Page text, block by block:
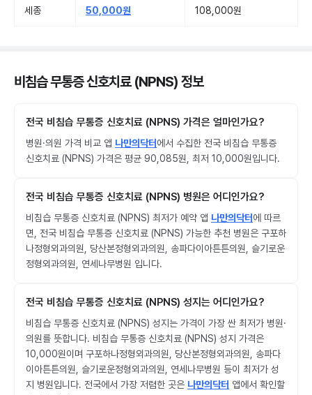
세종 50,000원 108,000원
비침습 무통증 신호치료 (NPNS) 정보
전국 비침습 무통증 신호치료 (NPNS) 가격은 얼마인가요?
병원·의원 가격 비교 앱 나만의닥터에서 수집한 전국 비침습 무통증
신호치료 (NPNS) 가격은 평균 90,085원, 최저 10,000원입니다.
전국 비침습 무통증 신호치료 (NPNS) 병원은 어디인가요?
비침습 무통증 신호치료 (NPNS) 최저가 예약 앱 나만의닥터에 따르
면, 전국 비침습 무통증 신호치료 (NPNS) 가능한 추천 병원은 구포하
나정형외과의원, 당산본정형외과의원, 송파다이아튼튼의원, 슬기로운
정형외과의원, 연세나무병원 입니다.
전국 비침습 무통증 신호치료 (NPNS) 성지는 어디인가요?
비침습 무통증 신호치료 (NPNS) 성지는 가격이 가장 싼 최저가 병원·
의원를 뜻합니다. 비침습 무통증 신호치료 (NPNS) 성지 가격은
10,000원이며 구포하나정형외과의원, 당산본정형외과의원, 송파다
이아튼튼의원, 슬기로운정형외과의원, 연세나무병원 등이 최저가 성
지 병원입니다. 전국에서 가장 저렴한 곳은 나만의닥터 앱에서 확인할